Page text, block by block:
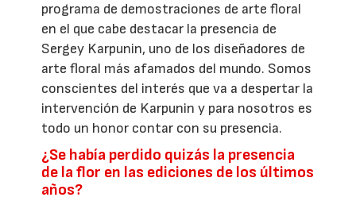
programa de demostraciones de arte floral
en el que cabe destacar la presencia de
Sergey Karpunin, uno de los diseñadores de
arte floral más afamados del mundo. Somos
conscientes del interés que va a despertar la
intervención de Karpunin y para nosotros es
todo un honor contar con su presencia.
¿Se había perdido quizás la presencia
de la flor en las ediciones de los últimos
años?